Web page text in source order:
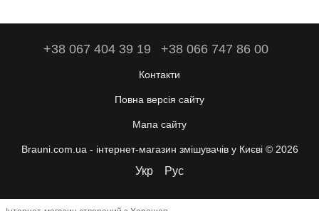
+38 067 404 39 19 +38 066 747 86 00
Контакти
Повна версія сайту
Мапа сайту
Brauni.com.ua - інтернет-магазин змішувачів у Києві © 2026
Укр Рус